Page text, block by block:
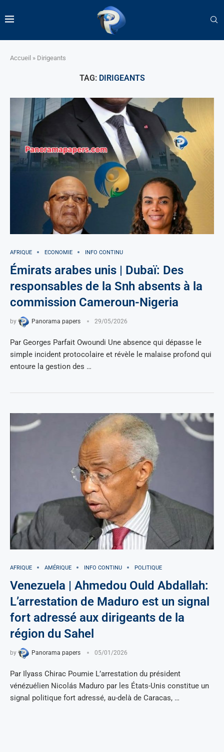
Accueil » Dirigeants
TAG: DIRIGEANTS
AFRIQUE ECONOMIE INFO CONTINU
Émirats arabes unis | Dubaï: Des
responsables de la Snh absents à la
commission Cameroun-Nigeria
by Panorama papers 29/05/2026
Par Georges Parfait Owoundi Une absence qui dépasse le
simple incident protocolaire et révèle le malaise profond qui
entoure la gestion des …
AFRIQUE AMÉRIQUE INFO CONTINU POLITIQUE
Venezuela | Ahmedou Ould Abdallah:
L’arrestation de Maduro est un signal
fort adressé aux dirigeants de la
région du Sahel
by Panorama papers 05/01/2026
Par Ilyass Chirac Poumie L’arrestation du président
vénézuélien Nicolás Maduro par les États-Unis constitue un
signal politique fort adressé, au-delà de Caracas, …